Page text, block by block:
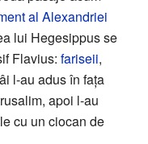
al Alexandriei
lui Hegesippus se
Flavius: fariseii,
l-au adus în fața
apoi l-au
cu un ciocan de